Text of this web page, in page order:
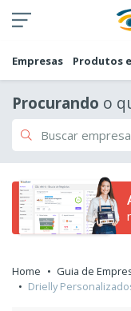
Empresas Produtos
Procurando o
Home Guia de
Drielly